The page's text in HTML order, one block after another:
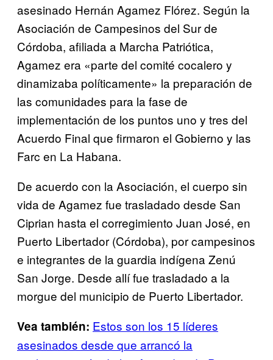
asesinado Hernán Agamez Flórez. Según la
Asociación de Campesinos del Sur de
Córdoba, afiliada a Marcha Patriótica,
Agamez era «parte del comité cocalero y
dinamizaba políticamente» la preparación de
las comunidades para la fase de
implementación de los puntos uno y tres del
Acuerdo Final que firmaron el Gobierno y las
Farc en La Habana.
De acuerdo con la Asociación, el cuerpo sin
vida de Agamez fue trasladado desde San
Ciprian hasta el corregimiento Juan José, en
Puerto Libertador (Córdoba), por campesinos
e integrantes de la guardia indígena Zenú
San Jorge. Desde allí fue trasladado a la
morgue del municipio de Puerto Libertador.
Vea también: Estos son los 15 líderes
asesinados desde que arrancó la